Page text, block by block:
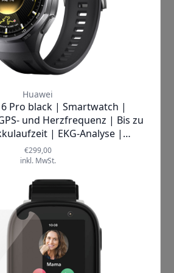
Informationen
Xplora
1-2 Werktage
4.2 cm
1.45 cm
▼